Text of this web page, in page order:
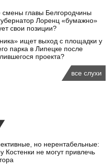
смены главы Белгородчины
Лоренц «бумажно»
свои позиции?
ищет выход с площадки у
парка в Липецке после
проекта?
все слухи
но нерентабельные:
Костенки не могут привлечь